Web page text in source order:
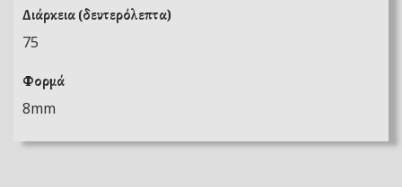
Διάρκεια (δευτερόλεπτα)
75
Φορμά
8mm